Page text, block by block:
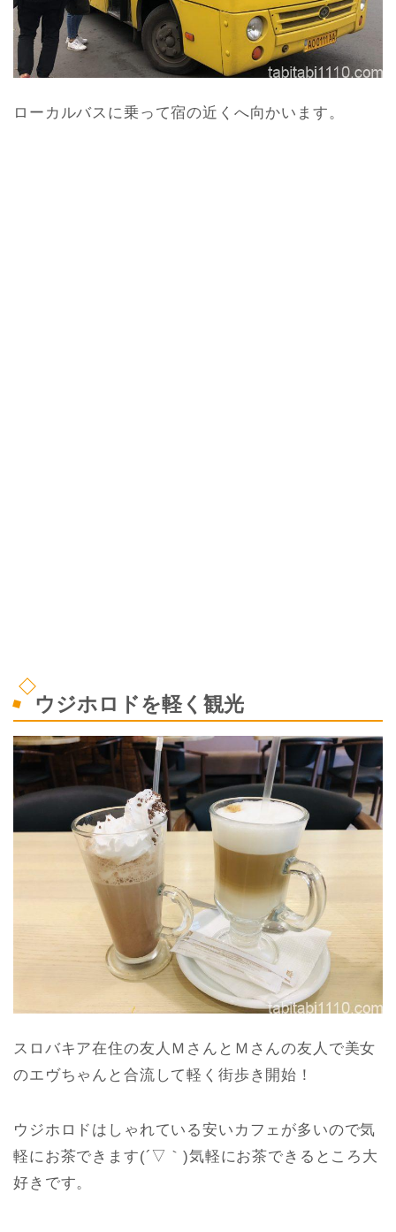
ローカルバスに乗って宿の近くへ向かいます。
ウジホロドを軽く観光
スロバキア在住の友人ＭさんとＭさんの友人で美女
のエヴちゃんと合流して軽く街歩き開始！
ウジホロドはしゃれている安いカフェが多いので気
軽にお茶できます(´▽｀)気軽にお茶できるところ大
好きです。